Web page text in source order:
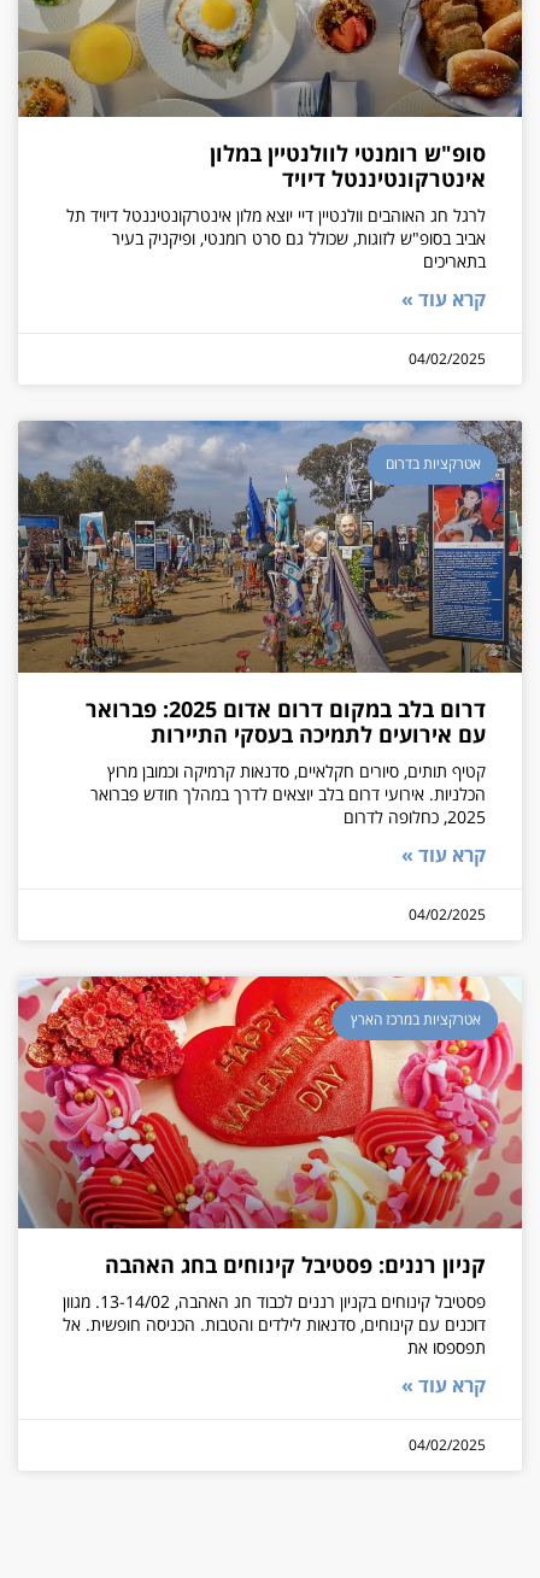
סופ"ש רומנטי לוולנטיין במלון
אינטרקונטיננטל דיויד
לרגל חג האוהבים וולנטיין דיי יוצא מלון אינטרקונטיננטל דיויד תל
אביב בסופ"ש לזוגות, שכולל גם סרט רומנטי, ופיקניק בעיר
בתאריכים
קרא עוד »
04/02/2025
אטרקציות בדרום
דרום בלב במקום דרום אדום 2025: פברואר
עם אירועים לתמיכה בעסקי התיירות
קטיף תותים, סיורים חקלאיים, סדנאות קרמיקה וכמובן מרוץ
הכלניות. אירועי דרום בלב יוצאים לדרך במהלך חודש פברואר
2025, כחלופה לדרום
קרא עוד »
04/02/2025
אטרקציות במרכז הארץ
קניון רננים: פסטיבל קינוחים בחג האהבה
פסטיבל קינוחים בקניון רננים לכבוד חג האהבה, 13-14/02. מגוון
דוכנים עם קינוחים, סדנאות לילדים והטבות. הכניסה חופשית. אל
תפספסו את
קרא עוד »
04/02/2025